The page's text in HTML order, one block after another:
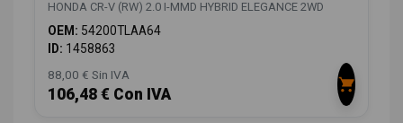
HONDA CR-V (RW) 2.0 I-MMD HYBRID ELEGANCE 2WD
OEM: 54200TLAA64
ID: 1458863
88,00 € Sin IVA
106,48 € Con IVA